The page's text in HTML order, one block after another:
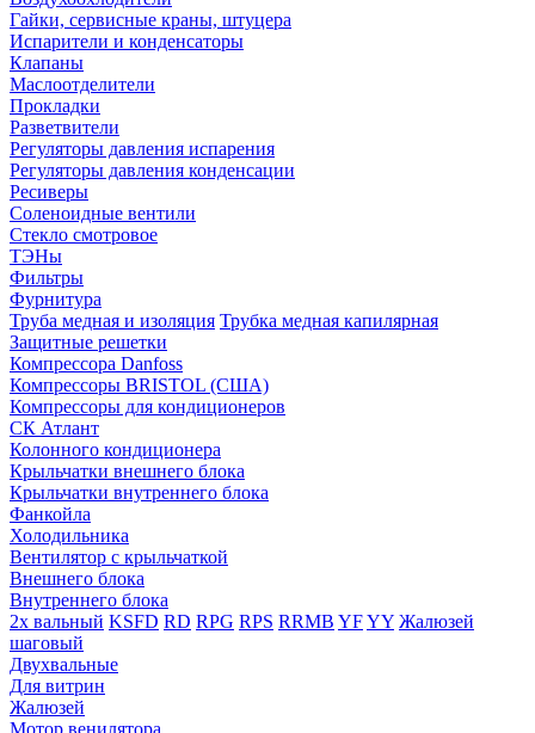
Гайки, сервисные краны, штуцера
Испарители и конденсаторы
Клапаны
Маслоотделители
Прокладки
Разветвители
Регуляторы давления испарения
Регуляторы давления конденсации
Ресиверы
Соленоидные вентили
Стекло смотровое
ТЭНы
Фильтры
Фурнитура
Труба медная и изоляция Трубка медная капилярная
Защитные решетки
Компрессора Danfoss
Компрессоры BRISTOL (США)
Компрессоры для кондиционеров
СК Атлант
Колонного кондиционера
Крыльчатки внешнего блока
Крыльчатки внутреннего блока
Фанкойла
Холодильника
Вентилятор с крыльчаткой
Внешнего блока
Внутреннего блока
2х вальный KSFD RD RPG RPS RRMB YFYY Жалюзей
шаговый
Двухвальные
Для витрин
Жалюзей
Мотор венилятора